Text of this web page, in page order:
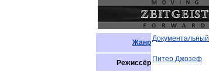
ЖанрДокументальный
Режиссёр Питер Джозеф